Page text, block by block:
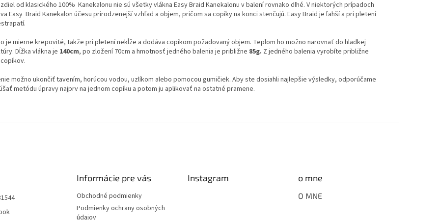
od klasického 100% Kanekalonu nie sú všetky vlákna Easy Braid Kanekalonu v balení rovnako dlhé. V niektorých prípadoch
Easy Braid Kanekalon účesu prirodzenejší vzhľad a objem, pričom sa copíky na konci stenčujú. Easy Braid je ľahší a pri pletení
je mierne krepovité, takže pri pletení nekĺže a dodáva copíkom požadovaný objem. Teplom ho možno narovnať do hladkej
Dĺžka vlákna je 140cm, po zložení 70cm a hmotnosť jedného balenia je približne 85g. Z jedného balenia vyrobíte približne
možno ukončiť tavením, horúcou vodou, uzlíkom alebo pomocou gumičiek. Aby ste dosiahli najlepšie výsledky, odporúčame
metódu úpravy najprv na jednom copíku a potom ju aplikovať na ostatné pramene.
Informácie pre vás
Obchodné podmienky
Podmienky ochrany osobných
údajov
Instagram o mne
O MNE